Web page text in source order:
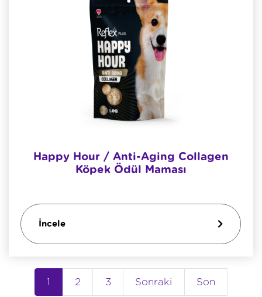
Happy Hour / Anti-Aging Collagen
Köpek Ödül Maması
İncele
1 2 3 Sonraki Son